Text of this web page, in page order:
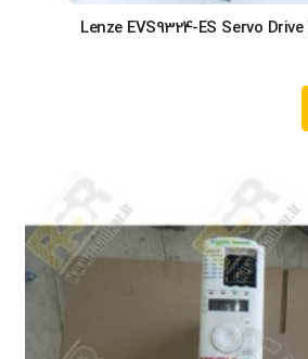
Lenze EVS9324-ES Servo